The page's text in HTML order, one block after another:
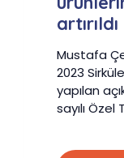
artırıldı
Mustafa
2023
yapılan
sayılı